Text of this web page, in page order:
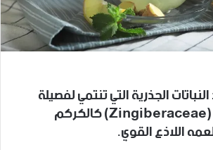
الجذرية التي تنتمي لفصيلة
النباتات الزنجبيلية (Zingiberaceae) كالكركم
اللاذع القوي.